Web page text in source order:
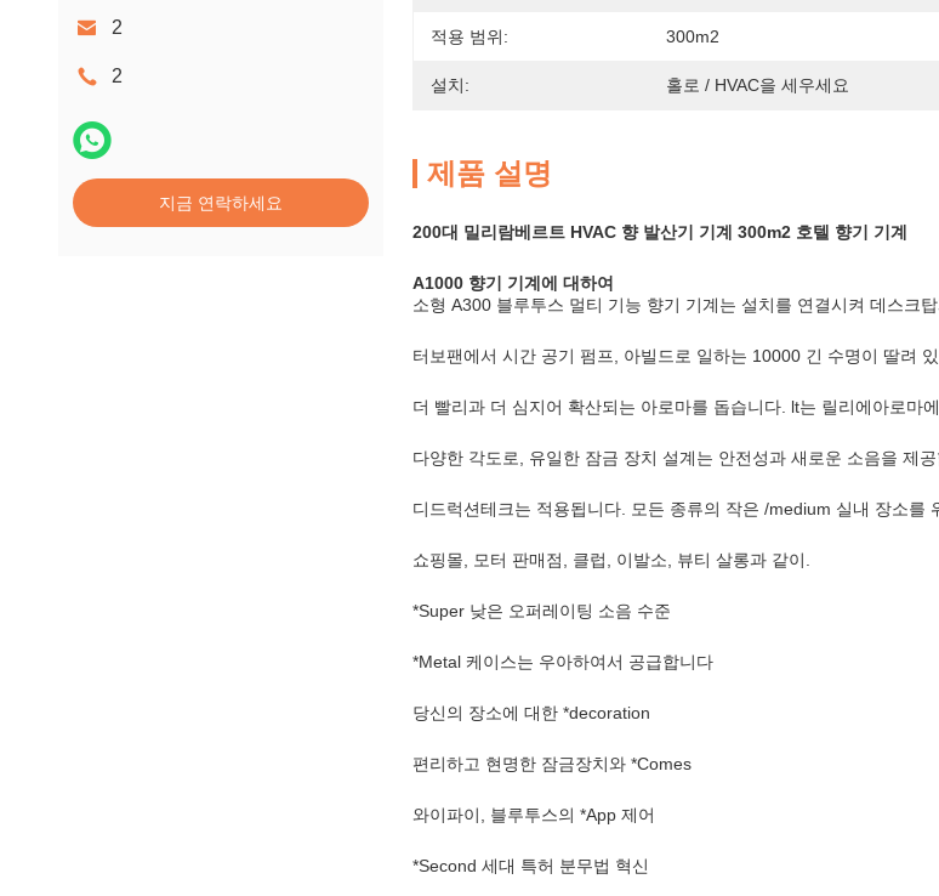
2
2
지금 연락하세요
적용 범위: 300m2
설치: 홀로 / HVAC을 세우세요
제품 설명
200대 밀리람베르트 HVAC 향 발산기 기계 300m2 호텔 향기 기계
A1000 향기 기계에 대하여
소형 A300 블루투스 멀티 기능 향기 기계는 설치를 연결시켜 데스크
터보팬에서 시간 공기 펌프, 아빌드로 일하는 10000 긴 수명이 딸려
더 빨리과 더 심지어 확산되는 아로마를 돕습니다. lt는 릴리에아로마
다양한 각도로, 유일한 잠금 장치 설계는 안전성과 새로운 소음을 제
디드럭션테크는 적용됩니다. 모든 종류의 작은 /medium 실내 장소를
쇼핑몰, 모터 판매점, 클럽, 이발소, 뷰티 살롱과 같이.
*Super 낮은 오퍼레이팅 소음 수준
*Metal 케이스는 우아하여서 공급합니다
당신의 장소에 대한 *decoration
편리하고 현명한 잠금장치와 *Comes
와이파이, 블루투스의 *App 제어
*Second 세대 특허 분무법 혁신